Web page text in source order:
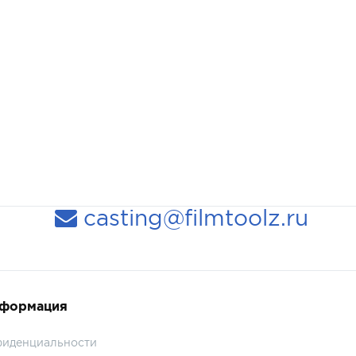
casting@filmtoolz.ru